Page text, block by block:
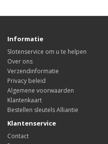
Informatie
Slotenservice om u te helpen
Over ons
Verzendinformatie
Privacy beleid
Algemene voorwaarden
Klantenkaart
Bestellen sleutels Alliantie
Klantenservice
Contact